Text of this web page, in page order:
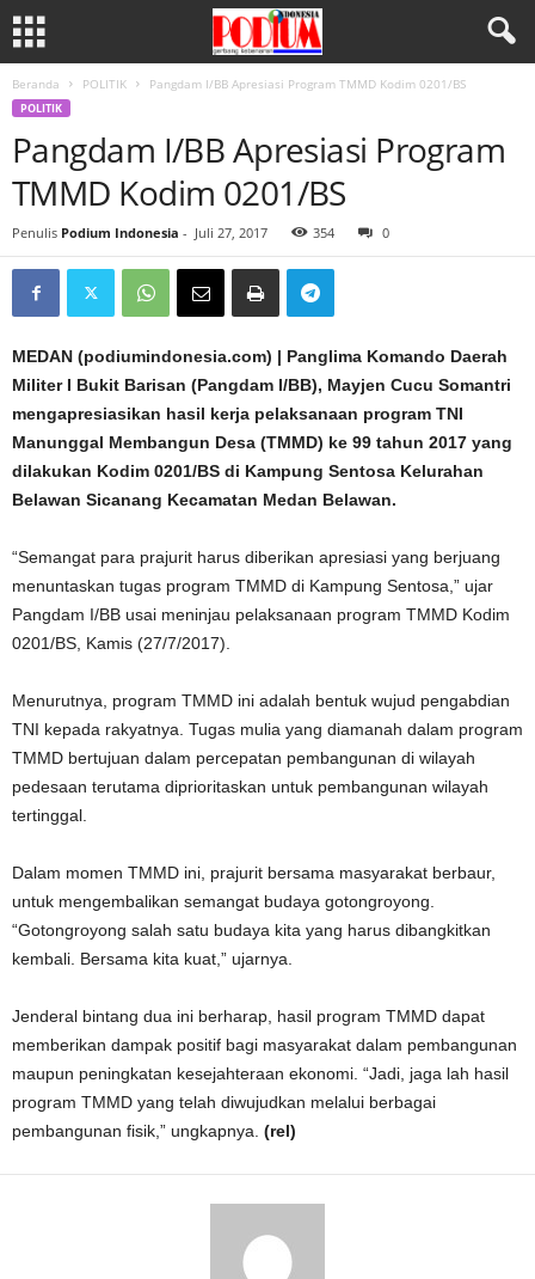
Beranda POLITIK Pangdam I/BB Apresiasi Program TMMD Kodim 0201/BS
POLITIK
Pangdam I/BB Apresiasi Program
TMMD Kodim 0201/BS
Penulis Podium Indonesia - Juli 27, 2017 354 0
MEDAN (podiumindonesia.com) | Panglima Komando Daerah
Militer I Bukit Barisan (Pangdam I/BB), Mayjen Cucu Somantri
mengapresiasikan hasil kerja pelaksanaan program TNI
Manunggal Membangun Desa (TMMD) ke 99 tahun 2017 yang
dilakukan Kodim 0201/BS di Kampung Sentosa Kelurahan
Belawan Sicanang Kecamatan Medan Belawan.
“Semangat para prajurit harus diberikan apresiasi yang berjuang
menuntaskan tugas program TMMD di Kampung Sentosa,” ujar
Pangdam I/BB usai meninjau pelaksanaan program TMMD Kodim
0201/BS, Kamis (27/7/2017).
Menurutnya, program TMMD ini adalah bentuk wujud pengabdian
TNI kepada rakyatnya. Tugas mulia yang diamanah dalam program
TMMD bertujuan dalam percepatan pembangunan di wilayah
pedesaan terutama diprioritaskan untuk pembangunan wilayah
tertinggal.
Dalam momen TMMD ini, prajurit bersama masyarakat berbaur,
untuk mengembalikan semangat budaya gotongroyong.
“Gotongroyong salah satu budaya kita yang harus dibangkitkan
kembali. Bersama kita kuat,” ujarnya.
Jenderal bintang dua ini berharap, hasil program TMMD dapat
memberikan dampak positif bagi masyarakat dalam pembangunan
maupun peningkatan kesejahteraan ekonomi. “Jadi, jaga lah hasil
program TMMD yang telah diwujudkan melalui berbagai
pembangunan fisik,” ungkapnya. (rel)